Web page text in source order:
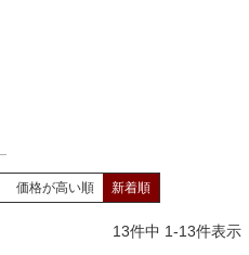
価格が高い順 新着順
13件中 1-13件表示